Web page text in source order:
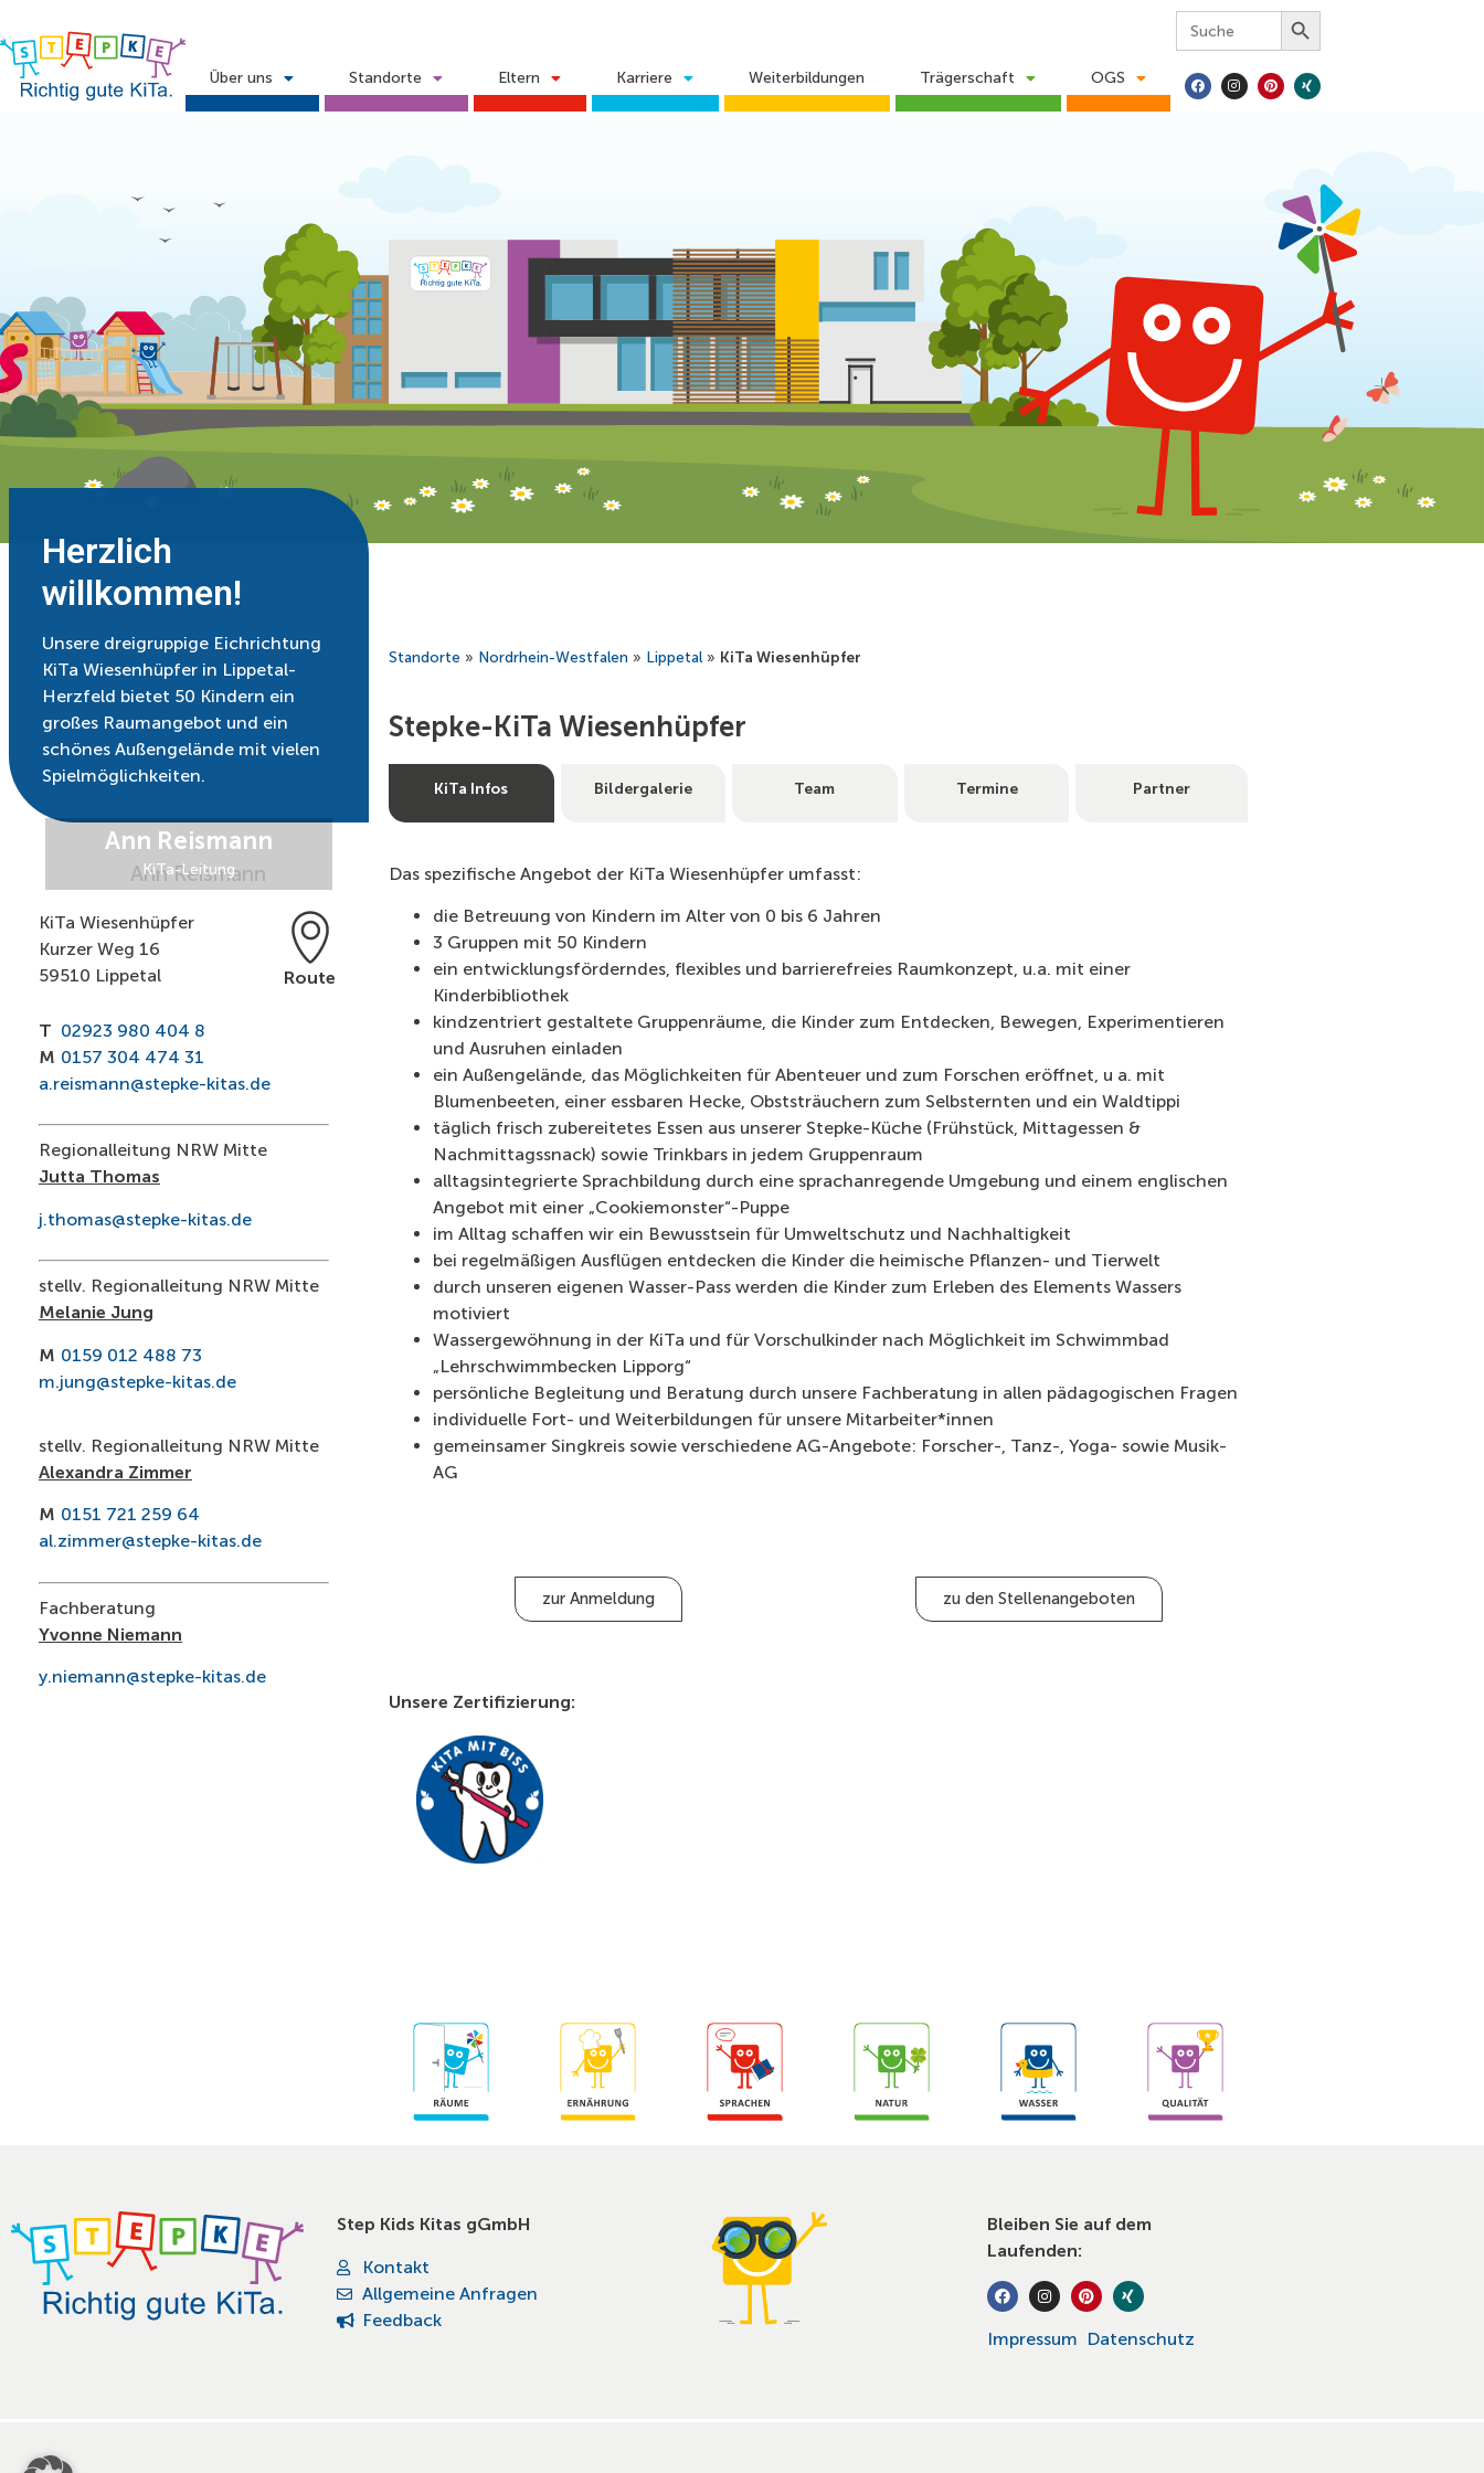
Über uns Standorte Eltern Karriere Weiterbildungen Trägerschaft OGS
Search
for:
Search Button
Herzlich
willkommen!
Unsere dreigruppige Eichrichtung
KiTa Wiesenhüpfer in Lippetal-
Herzfeld bietet 50 Kindern ein
großes Raumangebot und ein
schönes Außengelände mit vielen
Spielmöglichkeiten.
Standorte » Nordrhein-Westfalen » Lippetal » KiTa Wiesenhüpfer
Stepke-KiTa Wiesenhüpfer
KiTa Infos Bildergalerie Team Termine Partner
Ann Reismann
KiTa-Leitung
KiTa Wiesenhüpfer
Kurzer Weg 16
59510 Lippetal
Route
T 02923 980 404 8
M 0157 304 474 31
a.reismann@stepke-kitas.de
Regionalleitung NRW Mitte
Jutta Thomas
j.thomas@stepke-kitas.de
stellv. Regionalleitung NRW Mitte
Melanie Jung
M 0159 012 488 73
m.jung@stepke-kitas.de
stellv. Regionalleitung NRW Mitte
Alexandra Zimmer
M 0151 721 259 64
al.zimmer@stepke-kitas.de
Fachberatung
Yvonne Niemann
y.niemann@stepke-kitas.de
Das spezifische Angebot der KiTa Wiesenhüpfer umfasst:
die Betreuung von Kindern im Alter von 0 bis 6 Jahren
3 Gruppen mit 50 Kindern
ein entwicklungsförderndes, flexibles und barrierefreies Raumkonzept, u.a. mit einer
Kinderbibliothek
kindzentriert gestaltete Gruppenräume, die Kinder zum Entdecken, Bewegen, Experimentieren
und Ausruhen einladen
ein Außengelände, das Möglichkeiten für Abenteuer und zum Forschen eröffnet, u a. mit
Blumenbeeten, einer essbaren Hecke, Obststräuchern zum Selbsternten und ein Waldtippi
täglich frisch zubereitetes Essen aus unserer Stepke-Küche (Frühstück, Mittagessen &
Nachmittagssnack) sowie Trinkbars in jedem Gruppenraum
alltagsintegrierte Sprachbildung durch eine sprachanregende Umgebung und einem englischen
Angebot mit einer „Cookiemonster“-Puppe
im Alltag schaffen wir ein Bewusstsein für Umweltschutz und Nachhaltigkeit
bei regelmäßigen Ausflügen entdecken die Kinder die heimische Pflanzen- und Tierwelt
durch unseren eigenen Wasser-Pass werden die Kinder zum Erleben des Elements Wassers
motiviert
Wassergewöhnung in der KiTa und für Vorschulkinder nach Möglichkeit im Schwimmbad
„Lehrschwimmbecken Lipporg“
persönliche Begleitung und Beratung durch unsere Fachberatung in allen pädagogischen Fragen
individuelle Fort- und Weiterbildungen für unsere Mitarbeiter*innen
gemeinsamer Singkreis sowie verschiedene AG-Angebote: Forscher-, Tanz-, Yoga- sowie Musik-
AG
zur Anmeldung zu den Stellenangeboten
Unsere Zertifizierung:
Step Kids Kitas gGmbH
Kontakt
Allgemeine Anfragen
Feedback
Bleiben Sie auf dem
Laufenden:
Impressum Datenschutz